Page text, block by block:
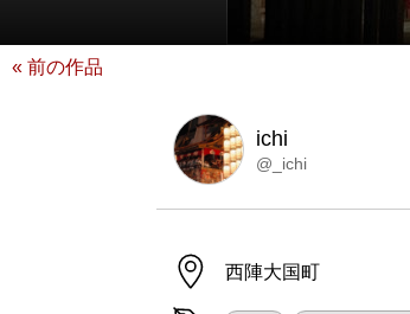
« 前の作品
ichi
@_ichi
西陣大国町